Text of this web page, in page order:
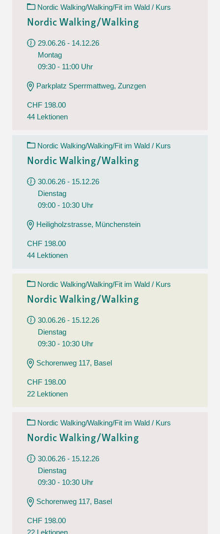
Nordic Walking/Walking/Fit im Wald / Kurs
Nordic Walking/Walking
29.06.26 - 14.12.26
Montag
09:30 - 11:00 Uhr
Parkplatz Sperrmattweg, Zunzgen
CHF 198.00
44 Lektionen
Nordic Walking/Walking/Fit im Wald / Kurs
Nordic Walking/Walking
30.06.26 - 15.12.26
Dienstag
09:00 - 10:30 Uhr
Heiligholzstrasse, Münchenstein
CHF 198.00
44 Lektionen
Nordic Walking/Walking/Fit im Wald / Kurs
Nordic Walking/Walking
30.06.26 - 15.12.26
Dienstag
09:30 - 10:30 Uhr
Schorenweg 117, Basel
CHF 198.00
22 Lektionen
Nordic Walking/Walking/Fit im Wald / Kurs
Nordic Walking/Walking
30.06.26 - 15.12.26
Dienstag
09:30 - 10:30 Uhr
Schorenweg 117, Basel
CHF 198.00
22 Lektionen